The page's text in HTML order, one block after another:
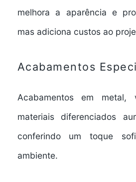
melhora a aparência e
mas adiciona custos ao
Acabamentos
Acabamentos em metal,
materiais diferenciados
conferindo um toque
ambiente.